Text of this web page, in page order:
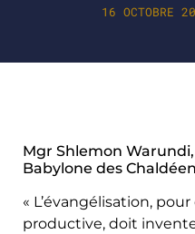
16 OCTOBRE
Mgr Shlemon
Babylone des
« L’évangélisation,
productive, doit